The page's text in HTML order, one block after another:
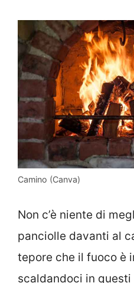
Camino (Canva)
Non c’è niente di
panciolle davanti al
tepore che il fuoco è
scaldandoci in